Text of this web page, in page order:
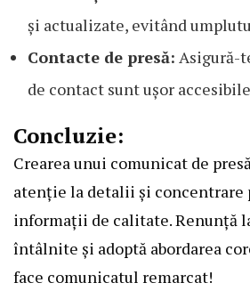
și actualizate, evitând
Contacte de presă: Asigură-
de contact sunt ușor
Concluzie:
Crearea unui comunicat de
atenție la detalii și concentrare
informații de calitate. Renunță
întâlnite și adoptă abordarea
face comunicatul remarcat!